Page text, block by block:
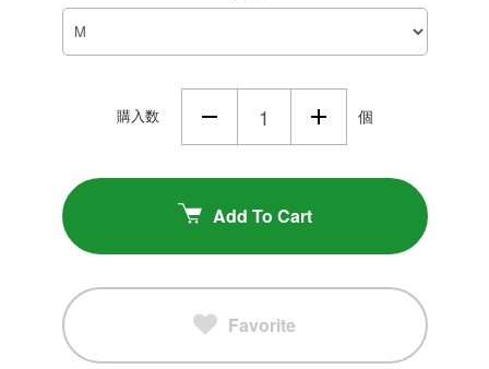
購入数 個
Add To Cart
Favorite